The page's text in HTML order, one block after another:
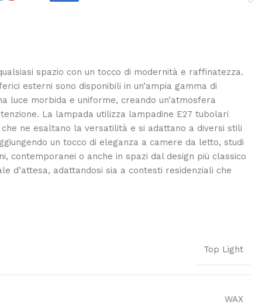
spazio con un tocco di modernità e raffinatezza.
esterni sono disponibili in un’ampia gamma di
morbida e uniforme, creando un’atmosfera
La lampada utilizza lampadine E27 tubolari
ne esaltano la versatilità e si adattano a diversi stili
un tocco di eleganza a camere da letto, studi
o anche in spazi dal design più classico
d’attesa, adattandosi sia a contesti residenziali che
Top Light
WAX